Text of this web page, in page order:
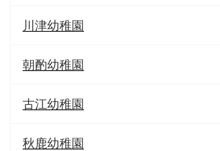
川津幼稚園
朝酌幼稚園
古江幼稚園
秋鹿幼稚園